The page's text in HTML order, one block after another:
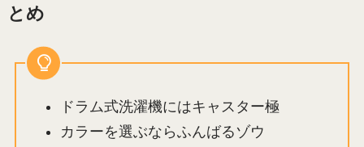
とめ
ドラム式洗濯機にはキャスター極
カラーを選ぶならふんばるゾウ